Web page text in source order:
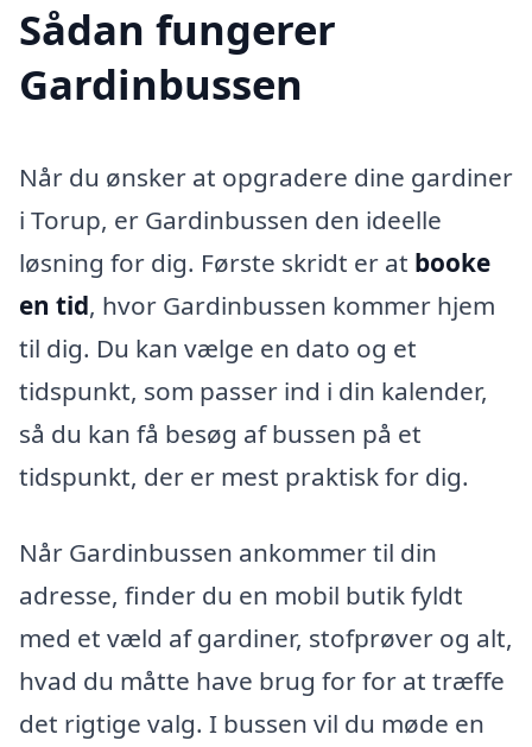
Sådan fungerer
Gardinbussen
Når du ønsker at opgradere dine gardiner
i Torup, er Gardinbussen den ideelle
løsning for dig. Første skridt er at booke
en tid, hvor Gardinbussen kommer hjem
til dig. Du kan vælge en dato og et
tidspunkt, som passer ind i din kalender,
så du kan få besøg af bussen på et
tidspunkt, der er mest praktisk for dig.
Når Gardinbussen ankommer til din
adresse, finder du en mobil butik fyldt
med et væld af gardiner, stofprøver og alt,
hvad du måtte have brug for for at træffe
det rigtige valg. I bussen vil du møde en